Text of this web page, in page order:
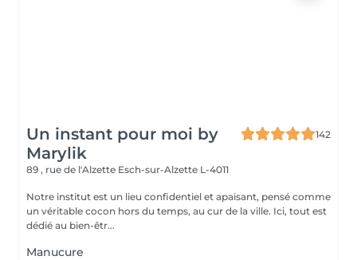
Un instant pour moi by
Marylik
142
89 , rue de l'Alzette Esch-sur-Alzette L-4011
Notre institut est un lieu confidentiel et apaisant, pensé comme
un véritable cocon hors du temps, au cur de la ville. Ici, tout est
dédié au bien-êtr...
Manucure